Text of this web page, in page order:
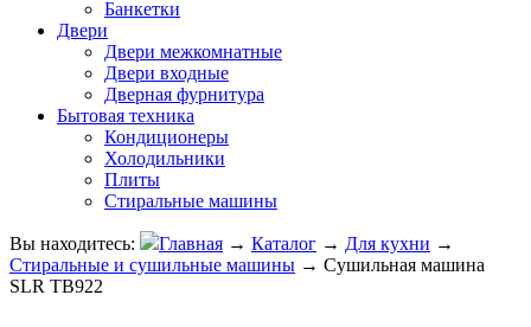
Банкетки
Двери
Двери межкомнатные
Двери входные
Дверная фурнитура
Бытовая техника
Кондиционеры
Холодильники
Плиты
Стиральные машины
Вы находитесь: Главная → Каталог → Для кухни →
Стиральные и сушильные машины → Сушильная машина
SLR TB922